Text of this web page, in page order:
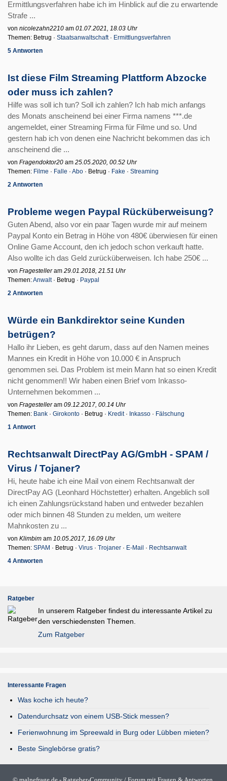
Ermittlungsverfahren habe ich im Hinblick auf die zu erwartende
Strafe ...
von nicolezahn2210 am 01.07.2021, 18.03 Uhr
Themen: Betrug · Staatsanwaltschaft· Ermittlungsverfahren
5 Antworten
Ist diese Film Streaming Plattform Abzocke
oder muss ich zahlen?
Hilfe was soll ich tun? Soll ich zahlen? Ich hab mich anfangs
des Monats anscheinend bei einer Firma namens ***.de
angemeldet, einer Streaming Firma für Filme und so. Und
gestern hab ich von denen eine Nachricht bekommen das ich
anscheinend die ...
von Fragendoktor20 am 25.05.2020, 00.52 Uhr
Themen: Filme · Falle · Abo · Betrug · Fake · Streaming
2 Antworten
Probleme wegen Paypal Rücküberweisung?
Guten Abend, also vor ein paar Tagen wurde mir auf meinem
Paypal Konto ein Betrag in Höhe von 480€ überwiesen für einen
Online Game Account, den ich jedoch schon verkauft hatte.
Also wollte ich das Geld zurücküberweisen. Ich habe 250€ ...
von Fragestelleram 29.01.2018, 21.51 Uhr
Themen:Anwalt· Betrug · Paypal
2 Antworten
Würde ein Bankdirektor seine Kunden
betrügen?
Hallo ihr Lieben, es geht darum, dass auf den Namen meines
Mannes ein Kredit in Höhe von 10.000 € in Anspruch
genommen sei. Das Problem ist mein Mann hat so einen Kredit
nicht genommen!! Wir haben einen Brief vom Inkasso-
Unternehmen bekommen ...
von Fragestelleram 09.12.2017, 00.14 Uhr
Themen: Bank · Girokonto · Betrug · Kredit· Inkasso · Fälschung
1 Antwort
Rechtsanwalt DirectPay AG/GmbH - SPAM /
Virus / Tojaner?
Hi, heute habe ich eine Mail von einem Rechtsanwalt der
DirectPay AG (Leonhard Höchstetter) erhalten. Angeblich soll
ich einen Zahlungsrückstand haben und entweder bezahlen
oder mich binnen 48 Stunden zu melden, um weitere
Mahnkosten zu ...
von Klimbim am 10.05.2017, 16.09 Uhr
Themen: SPAM · Betrug · Virus · Trojaner · E-Mail · Rechtsanwalt
4 Antworten
Ratgeber
In unserem Ratgeber findest du interessante Artikel zu
den verschiedensten Themen.
Zum Ratgeber
Interessante Fragen
Was koche ich heute?
Datendurchsatz von einem USB-Stick messen?
Ferienwohnung im Spreewald in Burg oder Lübben mieten?
Beste Singlebörse gratis?